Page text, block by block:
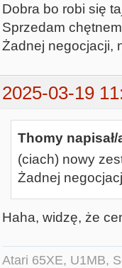
Dobra bo robi się
Sprzedam
Żadnej negocjacji,
2025-03-19
Thomy napisał/
(ciach) nowy
Żadnej
Haha, widzę, że
Atari 65XE, U1MB,